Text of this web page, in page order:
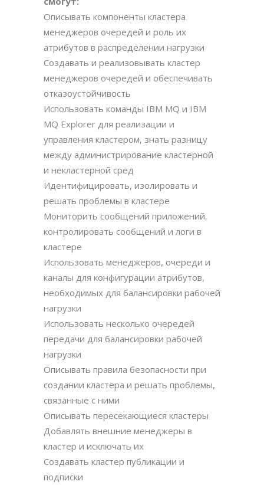
Описывать компоненты кластера
менеджеров очередей и роль их
атрибутов в распределении нагрузки
Создавать и реализовывать кластер
менеджеров очередей и обеспечивать
отказоустойчивость
Использовать команды IBM MQ и IBM
MQ Explorer для реализации и
управления кластером, знать разницу
между администрирование кластерной
и некластерной сред
Идентифицировать, изолировать и
решать проблемы в кластере
Мониторить сообщений приложений,
контролировать сообщений и логи в
кластере
Использовать менеджеров, очереди и
каналы для конфигурации атрибутов,
необходимых для балансировки рабочей
нагрузки
Использовать несколько очередей
передачи для балансировки рабочей
нагрузки
Описывать правила безопасности при
создании кластера и решать проблемы,
связанные с ними
Описывать пересекающиеся кластеры
Добавлять внешние менеджеры в
кластер и исключать их
Создавать кластер публикации и
подписки